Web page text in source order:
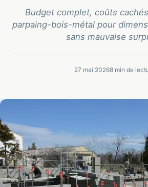
Budget complet, coûts
parpaing-bois-métal pour
sans mauvaise
27 mai 20268 min de